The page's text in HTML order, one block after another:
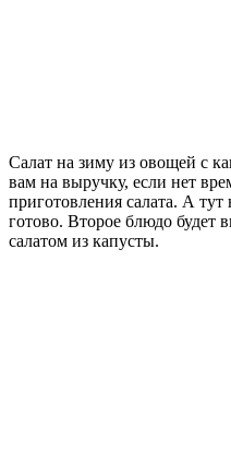
Салат на зиму из овощей с
вам на выручку, если нет
приготовления салата. А
готово. Второе блюдо будет
салатом из капусты.